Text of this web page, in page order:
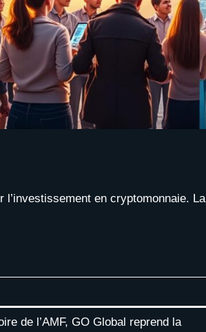
en cryptomonnaie. La
de l’AMF, GO Global reprend la